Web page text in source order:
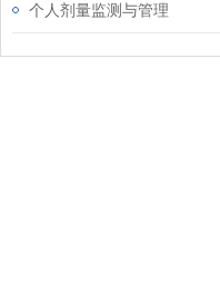
个人剂量监测与管理